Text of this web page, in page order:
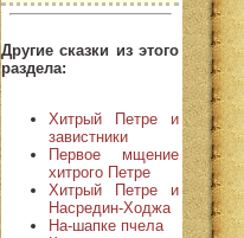
Другие сказки из этого
раздела:
Хитрый Петре и
завистники
Первое мщение
хитрого Петре
Хитрый Петре и
Насредин-Ходжа
На-шапке пчела